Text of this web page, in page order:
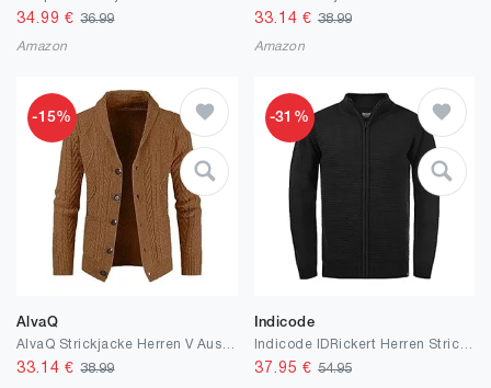
34.99 €36.99
Amazon
33.14 € 38.99
Amazon
-15%
AlvaQ
33.14 €38.99
-31%
Indicode
37.95 € 54.95